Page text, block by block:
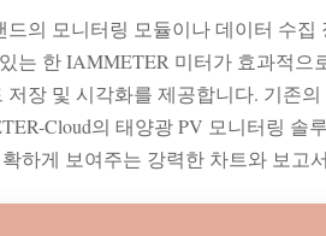
의 모니터링 모듈이나 데이터 수
한 IAMMETER 미터가 효과적
장 및 시각화를 제공합니다. 기존
Cloud의 태양광 PV 모니터링 솔
하게 보여주는 강력한 차트와 보고